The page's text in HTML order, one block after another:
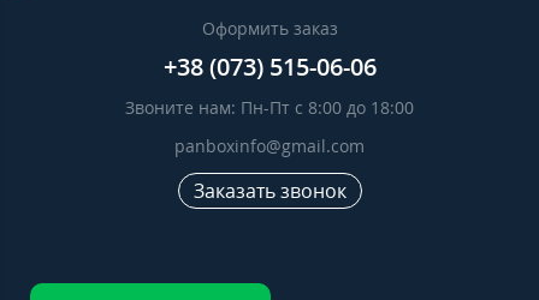
Оформить заказ
+38 (073) 515-06-06
Звоните нам: Пн-Пт с 8:00 до 18:00
panboxinfo@gmail.com
Заказать звонок